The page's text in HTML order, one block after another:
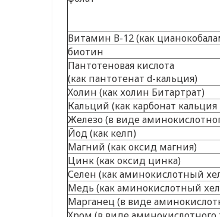
Витамин В-12 (как
биотин
Пантотеновая кислота
(как пантотенат d-кальция)
Холин (как холин Битартрат)
Кальций (как карбонат
Железо (в виде
Йод (как келп)
Магний (как оксид магния)
Цинк (как оксид цинка)
Селен (как аминокислотный
Медь (как аминокислотный
Марганец (в виде